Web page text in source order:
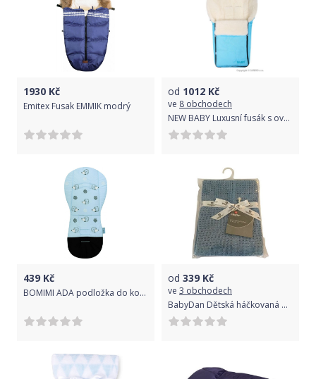
1930 Kč
Emitex Fusak EMMIK modrý
od 1012 Kč
ve 8 obchodech
NEW BABY Luxusní fusák s ovčím rounem New Baby tyrkysový
439 Kč
BOMIMI ADA podložka do kočárku Ježek Blue
od 339 Kč
ve 3 obchodech
BabyDan Dětská háčkovaná bavlněná deka Dusty Blue,75x100cm